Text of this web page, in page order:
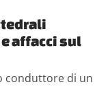
affacci sul
conduttore di un